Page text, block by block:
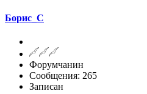
Борис_С
Форумчанин
Сообщения: 265
Записан